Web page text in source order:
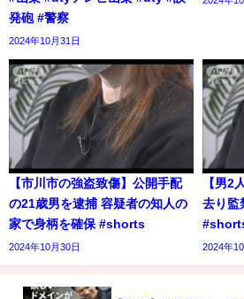
発砲 #警察
2024年10月31日
【市川市の強盗致傷】公開手配
の21歳男を逮捕 容疑者の知人の
家で身柄を確保 #shorts
2024年10月30日
【男2
去り監
2024年